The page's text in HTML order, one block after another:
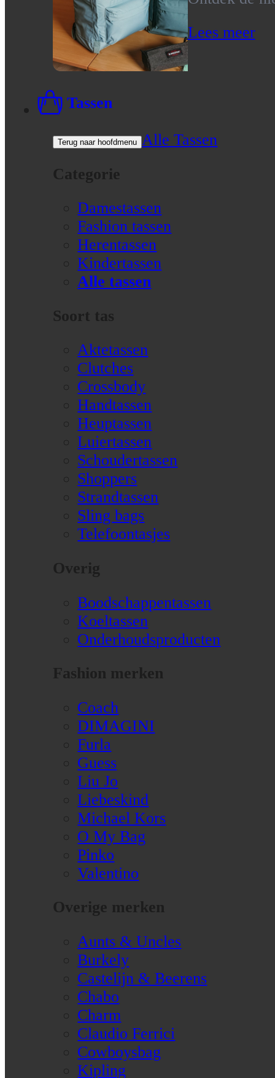
Lees meer
Tassen
Terug naar hoofdmenu Alle Tassen
Categorie
Damestassen
Fashion tassen
Herentassen
Kindertassen
Alle tassen
Soort tas
Aktetassen
Clutches
Crossbody
Handtassen
Heuptassen
Luiertassen
Schoudertassen
Shoppers
Strandtassen
Sling bags
Telefoontasjes
Overig
Boodschappentassen
Koeltassen
Onderhoudsproducten
Fashion merken
Coach
DIMAGINI
Furla
Guess
Liu Jo
Liebeskind
Michael Kors
O My Bag
Pinko
Valentino
Overige merken
Aunts & Uncles
Burkely
Castelijn & Beerens
Chabo
Charm
Claudio Ferrici
Cowboysbag
Kipling